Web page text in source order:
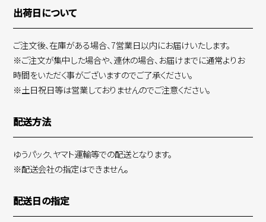
出荷日について
ご注文後、在庫がある場合、7営業日以内にお届けいたします。
※ご注文が集中した場合や、連休の場合、お届けまでに通常よりお
時間をいただく事がございますのでご了承ください。
※土日祝日等は営業しておりませんのでご注意ください。
配送方法
ゆうパック、ヤマト運輸等での配送となります。
※配送会社の指定はできません。
配送日の指定